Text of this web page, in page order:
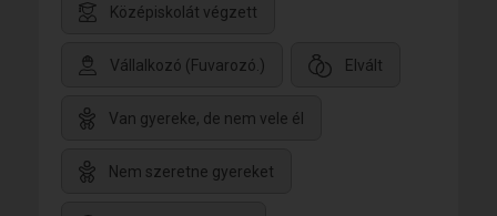
Középiskolát végzett
Vállalkozó (Fuvarozó.) Elvált
Van gyereke, de nem vele él
Nem szeretne gyereket